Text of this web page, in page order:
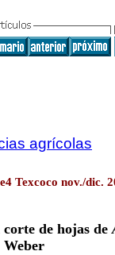
agrícolas
Texcoco nov./dic.
de hojas de
Weber